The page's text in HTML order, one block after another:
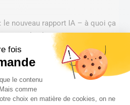
fois
du
le contenu
comme
choix en matière de cookies, on ne
le nouveau rapport IA – à quoi ça
l’utiliser ?
: quel réseau choisir selon ses
communication ?